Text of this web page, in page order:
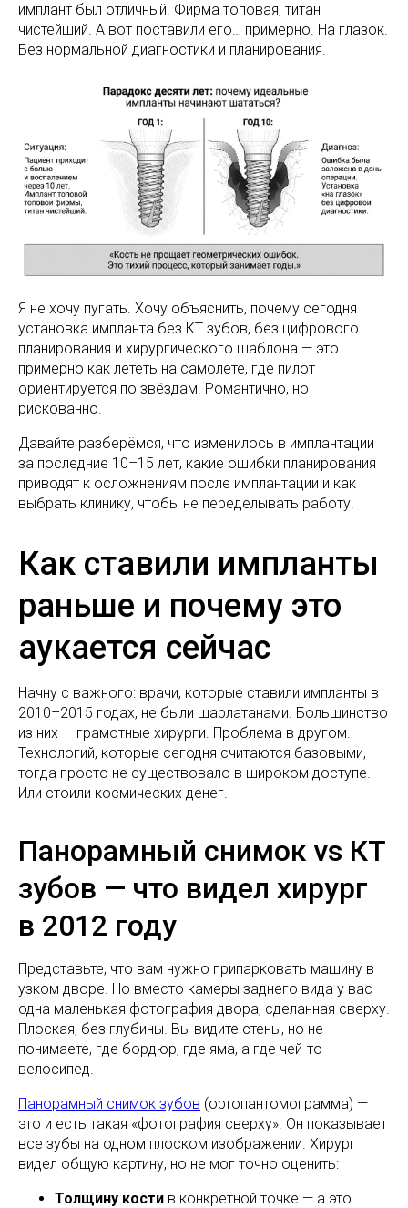
имплант был отличный. Фирма топовая, титан
чистейший. А вот поставили его… примерно. На глазок.
Без нормальной диагностики и планирования.
Я не хочу пугать. Хочу объяснить, почему сегодня
установка импланта без КТ зубов, без цифрового
планирования и хирургического шаблона — это
примерно как лететь на самолёте, где пилот
ориентируется по звёздам. Романтично, но
рискованно.
Давайте разберёмся, что изменилось в имплантации
за последние 10–15 лет, какие ошибки планирования
приводят к осложнениям после имплантации и как
выбрать клинику, чтобы не переделывать работу.
Как ставили импланты
раньше и почему это
аукается сейчас
Начну с важного: врачи, которые ставили импланты в
2010–2015 годах, не были шарлатанами. Большинство
из них — грамотные хирурги. Проблема в другом.
Технологий, которые сегодня считаются базовыми,
тогда просто не существовало в широком доступе.
Или стоили космических денег.
Панорамный снимок vs КТ
зубов — что видел хирург
в 2012 году
Представьте, что вам нужно припарковать машину в
узком дворе. Но вместо камеры заднего вида у вас —
одна маленькая фотография двора, сделанная сверху.
Плоская, без глубины. Вы видите стены, но не
понимаете, где бордюр, где яма, а где чей-то
велосипед.
Панорамный снимок зубов (ортопантомограмма) —
это и есть такая «фотография сверху». Он показывает
все зубы на одном плоском изображении. Хирург
видел общую картину, но не мог точно оценить:
Толщину кости в конкретной точке — а это